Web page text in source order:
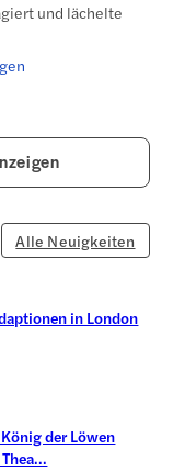
und lächelte
Alle Neuigkeiten
in London
der Löwen